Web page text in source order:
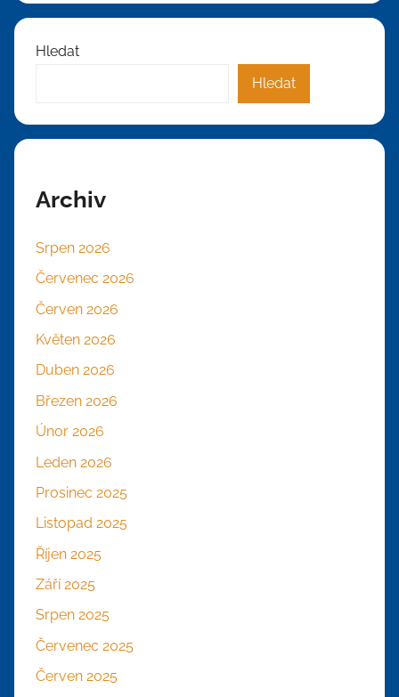
Hledat
Hledat
Archiv
Srpen 2026
Červenec 2026
Červen 2026
Květen 2026
Duben 2026
Březen 2026
Únor 2026
Leden 2026
Prosinec 2025
Listopad 2025
Říjen 2025
Září 2025
Srpen 2025
Červenec 2025
Červen 2025